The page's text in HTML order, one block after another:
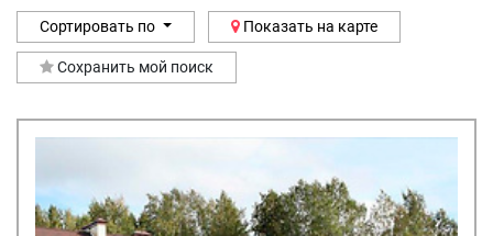
Сортировать по Показать на карте
Сохранить мой поиск